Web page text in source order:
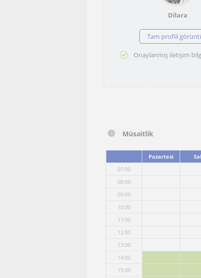
Dilara
Tam profili
Onaylanmış iletişim
Müsaitlik
Pazartesi
07:00
08:00
09:00
10:00
11:00
12:00
13:00
14:00
15:00